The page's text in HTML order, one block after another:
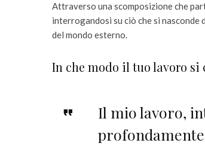
Attraverso una scomposizione che
interrogandosi su ciò che si
del mondo esterno.
In che modo il tuo lavoro si
Il mio lavoro,